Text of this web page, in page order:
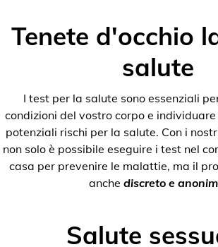
Tenete d'occhio
salute
I test per la salute sono essenziali
condizioni del vostro corpo e
potenziali rischi per la salute. Con i
non solo è possibile eseguire i test nel
casa per prevenire le malattie, ma il
anche discreto e
Salute